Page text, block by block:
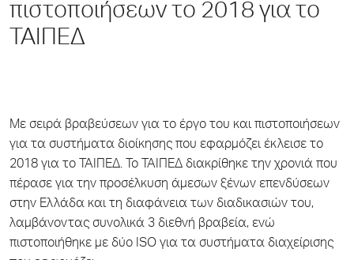
πιστοποιήσεων το 2018 για το
ΤΑΙΠΕΔ
Με σειρά βραβεύσεων για το έργο του και πιστοποιήσεων
για τα συστήματα διοίκησης που εφαρμόζει έκλεισε το
2018 για το ΤΑΙΠΕΔ. Το ΤΑΙΠΕΔ διακρίθηκε την χρονιά που
πέρασε για την προσέλκυση άμεσων ξένων επενδύσεων
στην Ελλάδα και τη διαφάνεια των διαδικασιών του,
λαμβάνοντας συνολικά 3 διεθνή βραβεία, ενώ
πιστοποιήθηκε με δύο ISO για τα συστήματα διαχείρισης